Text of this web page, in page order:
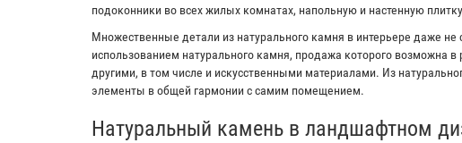
подоконники во всех жилых комнатах, напольную и настенную
Множественные детали из натурального камня в интерьере даже
использованием натурального камня, продажа которого возможна
другими, в том числе и искусственными материалами. Из
элементы в общей гармонии с самим помещением.
Натуральный камень в ландшафтном